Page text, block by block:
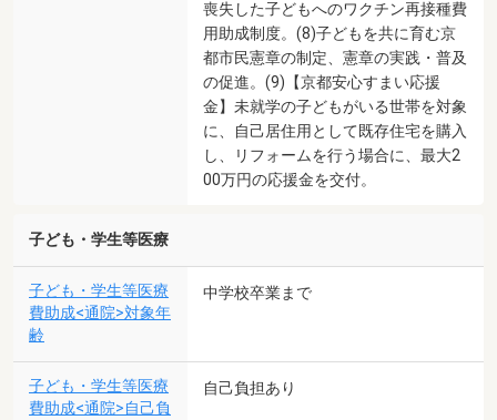
喪失した子どもへのワクチン再接種費
用助成制度。(8)子どもを共に育む京
都市民憲章の制定、憲章の実践・普及
の促進。(9)【京都安心すまい応援
金】未就学の子どもがいる世帯を対象
に、自己居住用として既存住宅を購入
し、リフォームを行う場合に、最大2
00万円の応援金を交付。
子ども・学生等医療
子ども・学生等医療
費助成<通院>対象年
齢
中学校卒業まで
子ども・学生等医療
費助成<通院>自己負
自己負担あり